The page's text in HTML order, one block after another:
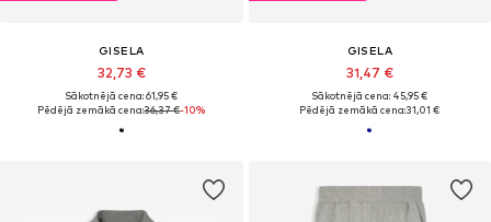
GISELA
32,73 €
Sākotnējā cena: 61,95 €
Pēdējā zemākā cena:36,37 €-10%
GISELA
31,47 €
Sākotnējā cena: 45,95 €
Pēdējā zemākā cena:31,01 €